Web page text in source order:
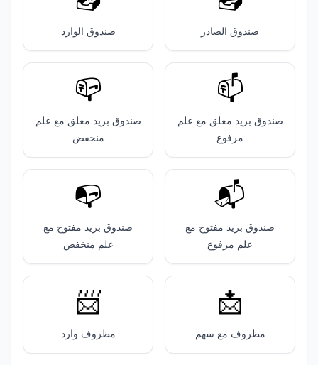
صندوق الصادر صندوق الوارد
📫️
صندوق بريد مغلق مع علم
مرفوع
📪️
صندوق بريد مغلق مع علم
منخفض
📬️
صندوق بريد مفتوح مع
علم مرفوع
📭️
صندوق بريد مفتوح مع
علم منخفض
📩
مظروف مع سهم
📨
مظروف وارد